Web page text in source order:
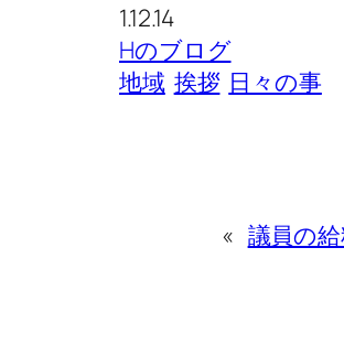
1.12.14
Hのブログ
地域 挨拶 日々の事
« 議員の